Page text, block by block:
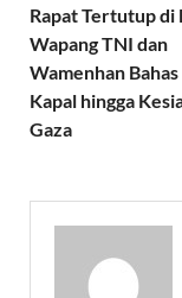
Rapat Tertutup di
Wapang TNI dan
Wamenhan
Kapal hingga
Gaza